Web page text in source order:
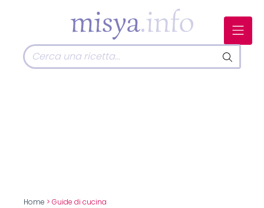
Home > Guide di cucina